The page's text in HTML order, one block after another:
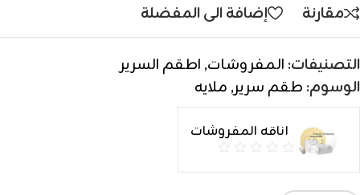
مقارنة إضافة الى المفضلة
التصنيفات: المفروشات, اطقم السرير
الوسوم: طقم سرير, ملايه
اناقه المفروشات